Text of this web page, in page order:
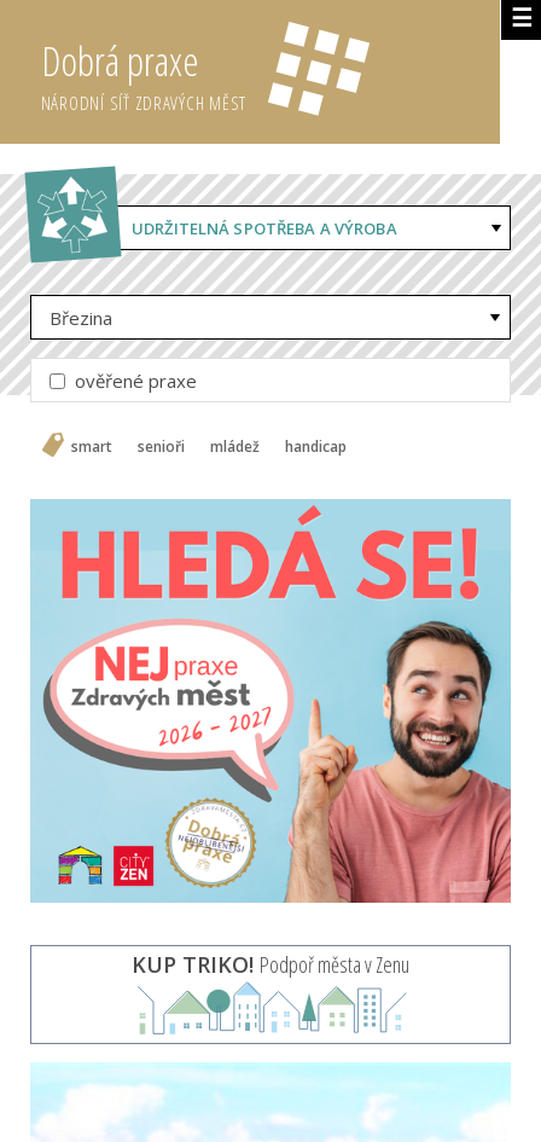
☰
Dobrá praxe
NÁRODNÍ SÍŤ ZDRAVÝCH MĚST
UDRŽITELNÁ SPOTŘEBA A VÝROBA
Březina
ověřené praxe
smart senioři mládež handicap
KUP TRIKO! Podpoř města v Zenu